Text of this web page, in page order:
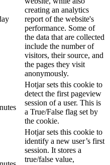
creating an analytics
report of the website's
performance. Some of
the data that are collected
include the number of
visitors, their source, and
the pages they visit
anonymously.
Hotjar sets this cookie to
detect the first pageview
session of a user. This is
a True/False flag set by
the cookie.
Hotjar sets this cookie to
identify a new user’s first
session. It stores a
true/false value,